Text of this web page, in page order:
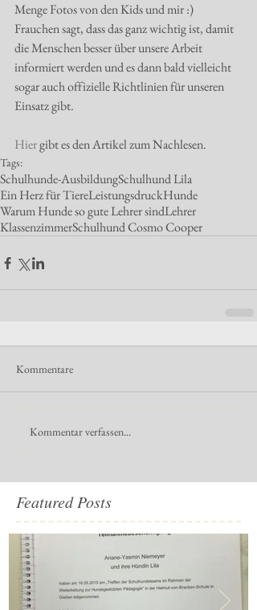
Menge Fotos von den Kids und mir :)
Frauchen sagt, dass das ganz wichtig ist, damit
die Menschen besser über unsere Arbeit
informiert werden und es dann bald vielleicht
sogar auch offizielle Richtlinien für unseren
Einsatz gibt.
Hier gibt es den Artikel zum Nachlesen.
Tags:
Schulhunde-AusbildungSchulhund Lila
Ein Herz für TiereLeistungsdruckHunde
Warum Hunde so gute Lehrer sindLehrer
KlassenzimmerSchulhund Cosmo Cooper
Kommentare
Kommentar verfassen...
Featured Posts